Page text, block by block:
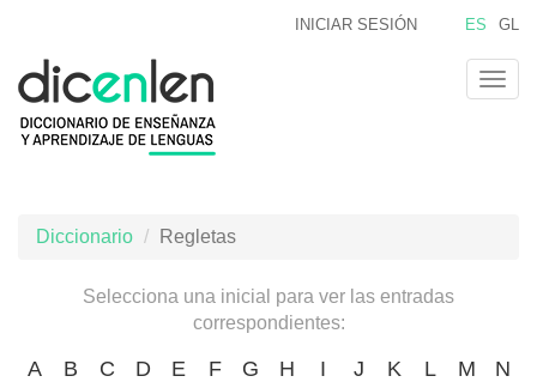
contenido
principal
ES GL
INICIAR SESIÓN
Diccionario Regletas
Selecciona una inicial para ver las entradas
correspondientes:
A B C D E F G H I J K L M
N